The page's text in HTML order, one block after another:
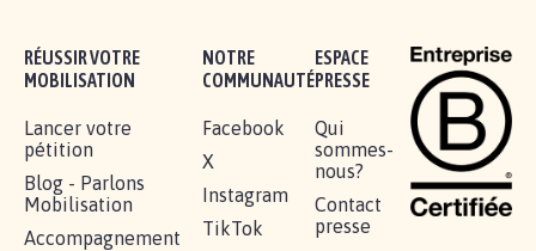
RÉUSSIR VOTRE
MOBILISATION
Lancer votre
pétition
Blog - Parlons
Mobilisation
Accompagnement
NOTRE
COMMUNAUTÉ
Facebook
X
Instagram
TikTok
ESPACE
PRESSE
Qui
sommes-
nous?
Contact
presse